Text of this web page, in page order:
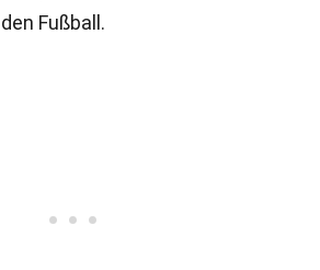
Fußball.